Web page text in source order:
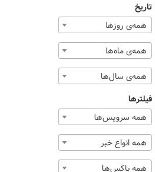
تاریخ
همه‌ی روزها
همه‌ی ماه‌ها
همه‌ی سال‌ها
فیلترها
همه سرویس‌ها
همه انواع خبر
همه باکس‌ها